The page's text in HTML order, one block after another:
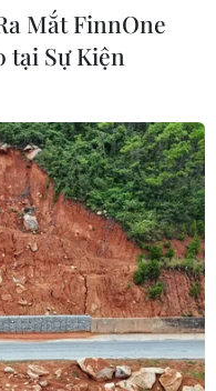
khu vực
Sydney
Mắt FinnOne
tại Sự Kiện